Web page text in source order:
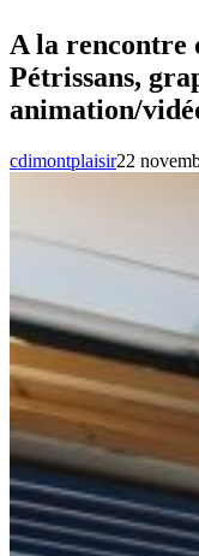
A la
Pétrissans,
animation/
cdimontplaisir22